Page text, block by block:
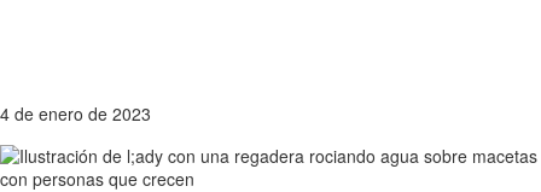
4 de enero de 2023